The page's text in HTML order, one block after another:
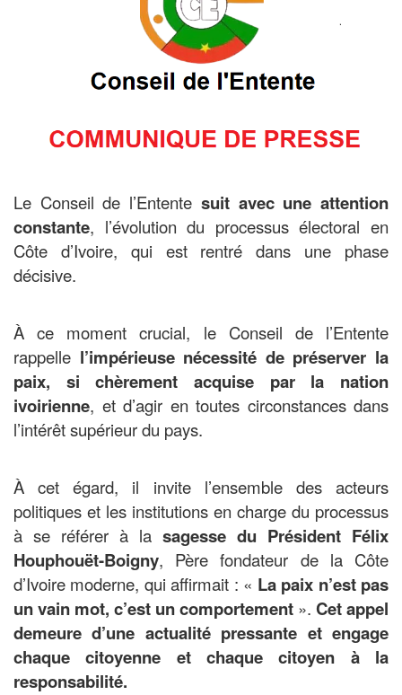
Le Conseil de l’Entente suit avec une attention
constante, l’évolution du processus électoral en
Côte d’Ivoire, qui est rentré dans une phase
décisive.
À ce moment crucial, le Conseil de l’Entente
rappelle l’impérieuse nécessité de préserver la
paix, si chèrement acquise par la nation
ivoirienne, et d’agir en toutes circonstances dans
l’intérêt supérieur du pays.
À cet égard, il invite l’ensemble des acteurs
politiques et les institutions en charge du processus
à se référer à la sagesse du Président Félix
Houphouët-Boigny, Père fondateur de la Côte
d’Ivoire moderne, qui affirmait : « La paix n’est pas
un vain mot, c’est un comportement ». Cet appel
demeure d’une actualité pressante et engage
chaque citoyenne et chaque citoyen à la
responsabilité.